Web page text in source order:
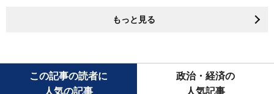
もっと見る
この記事の読者に
人気の記事
政治・経済の
人気記事